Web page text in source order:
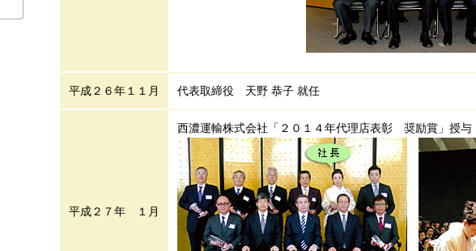
平成２６年１１月 代表取締役 天野 恭子 就任
平成２７年 １月
西濃運輸株式会社「２０１４年代理店表彰 奨励賞」授与